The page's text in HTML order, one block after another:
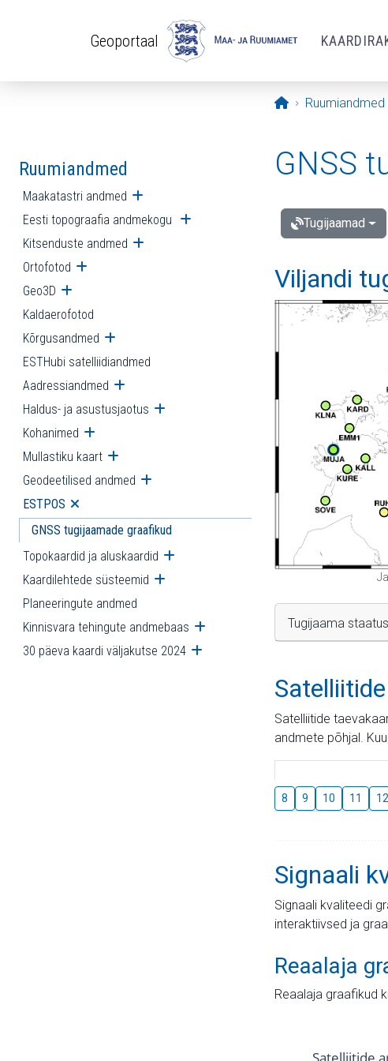
Geoportaal
Avaleht
Ruumiandmed
Ruumiandmed
Maakatastri andmed Ava alammenüü
Eesti topograafia andmekogu Ava alammenüü
Kitsenduste andmed Ava alammenüü
Ortofotod Ava alammenüü
Geo3D Ava alammenüü
Kaldaerofotod
Kõrgusandmed Ava alammenüü
ESTHubi satelliidiandmed
Aadressiandmed Ava alammenüü
Haldus- ja asustusjaotus Ava alammenüü
Kohanimed Ava alammenüü
Mullastiku kaart Ava alammenüü
Geodeetilised andmed Ava alammenüü
ESTPOS Ava alammenüü
GNSS tugijaamade graafikud
Topokaardid ja aluskaardid Ava alammenüü
Kaardilehtede süsteemid Ava alammenüü
Planeeringute andmed
Kinnisvara tehingute andmebaas Ava alammenüü
30 päeva kaardi väljakutse 2024 Ava alammenüü
GNSS
Tugijaamad
Viljandi
Tugijaama
Satelliitide
andmete põhjal.
8 9 10 11 12
Signaali
Signaali kvaliteedi
interaktiivsed ja
Reaalaja
Reaalaja graafikud